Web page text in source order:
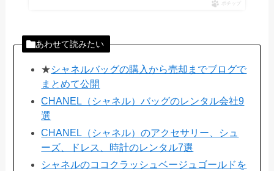
ポチップ
あわせて読みたい
★シャネルバッグの購入から売却までブログで
まとめて公開
CHANEL（シャネル）バッグのレンタル会社9
選
CHANEL（シャネル）のアクセサリー、シュ
ーズ、ドレス、時計のレンタル7選
シャネルのココクラッシュベージュゴールドを